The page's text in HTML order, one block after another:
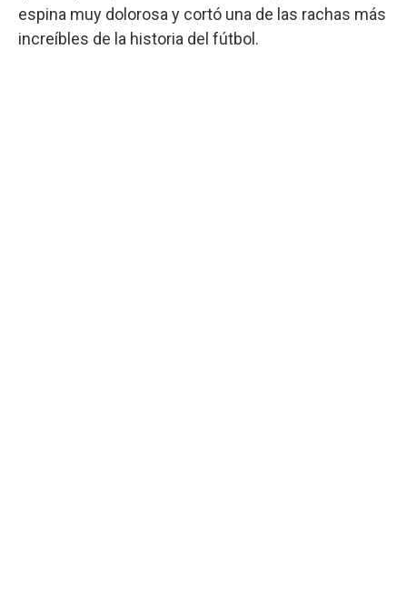
espina muy dolorosa y cortó una de las rachas más
increíbles de la historia del fútbol.